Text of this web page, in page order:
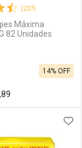
(237)
Máxima
82 Unidades
,89
14% OFF
FAVORITOS